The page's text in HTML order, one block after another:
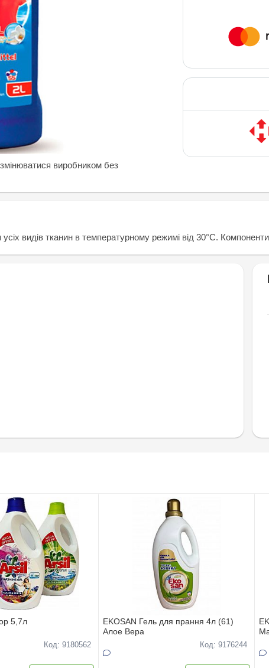
виробником без
видів тканин в температурному режимі від 30°С.
5,7л
Код: 9180562
EKOSAN Гель для прання 4л (61)
Алое Вера
Код: 9176244